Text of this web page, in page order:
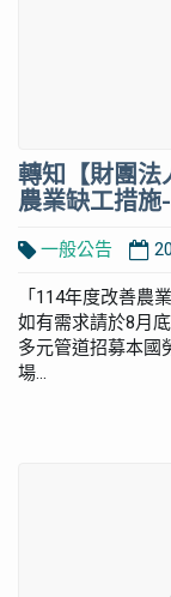
轉知【財團法
農業缺工措施
一般公告
「114年度改善農
如有需求請於8月
多元管道招募本國
場...